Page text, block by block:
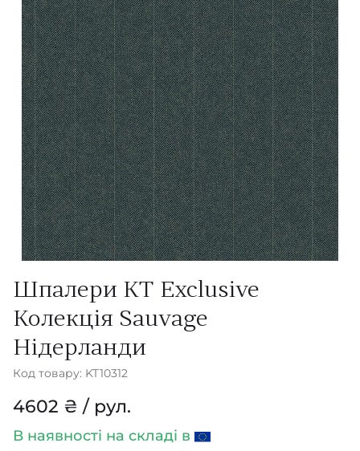
Шпалери KT Exclusive
Колекція Sauvage
Нідерланди
Код товару: KT10312
4602 ₴ / рул.
В наявності на складі в